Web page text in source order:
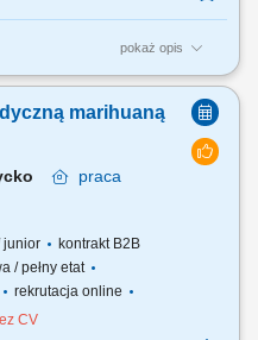
pokaż opis
specjalizującą się w
Poszukujemy
specjalizacji, którzy są
aby dołączyć do naszego
marihuaną
praca
junior
kontrakt B2B
/ pełny etat
rekrutacja online
CV